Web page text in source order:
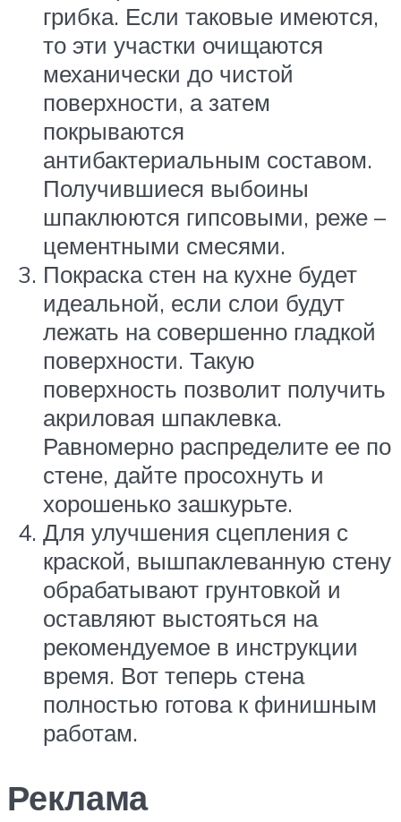
грибка. Если таковые имеются,
то эти участки очищаются
механически до чистой
поверхности, а затем
покрываются
антибактериальным составом.
Получившиеся выбоины
шпаклюются гипсовыми, реже –
цементными смесями.
Покраска стен на кухне будет
идеальной, если слои будут
лежать на совершенно гладкой
поверхности. Такую
поверхность позволит получить
акриловая шпаклевка.
Равномерно распределите ее по
стене, дайте просохнуть и
хорошенько зашкурьте.
Для улучшения сцепления с
краской, вышпаклеванную стену
обрабатывают грунтовкой и
оставляют выстояться на
рекомендуемое в инструкции
время. Вот теперь стена
полностью готова к финишным
работам.
Реклама